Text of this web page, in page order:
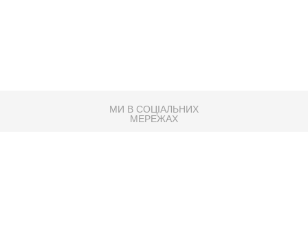
МИ В СОЦІАЛЬНИХ
МЕРЕЖАХ